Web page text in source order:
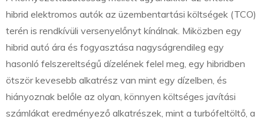
hibrid elektromos autók az üzembentartási költségek (TCO)
terén is rendkívüli versenyelőnyt kínálnak. Miközben egy
hibrid autó ára és fogyasztása nagyságrendileg egy
hasonló felszereltségű dízelének felel meg, egy hibridben
ötször kevesebb alkatrész van mint egy dízelben, és
hiányoznak belőle az olyan, könnyen költséges javítási
számlákat eredményező alkatrészek, mint a turbófeltöltő, a